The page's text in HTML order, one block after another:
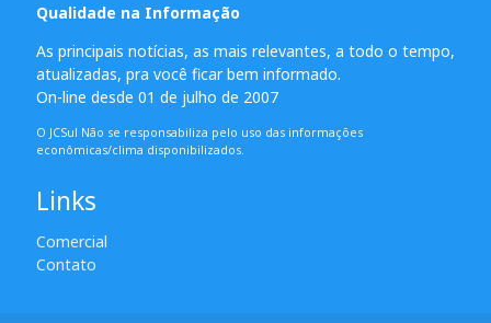
Qualidade na Informação
As principais notícias, as mais relevantes, a todo o tempo,
atualizadas, pra você ficar bem informado.
On-line desde 01 de julho de 2007
O JCSul Não se responsabiliza pelo uso das informações
econômicas/clima disponibilizados.
Links
Comercial
Contato